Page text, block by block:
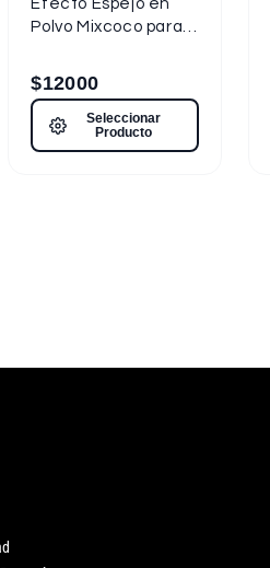
Efecto Espejo en
Polvo Mixcoco para
$12000
Seleccionar
Producto